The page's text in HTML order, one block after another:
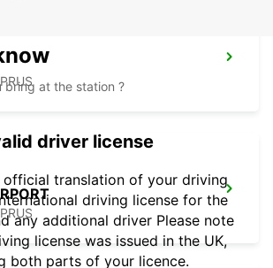
bring at the station ?
driver license
official translation of your driving
driving license for the
any additional driver Please note
license was issued in the UK,
both parts of your licence.